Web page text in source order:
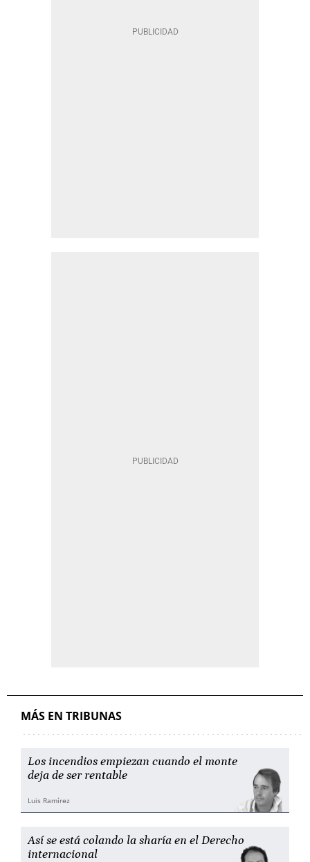
MÁS EN TRIBUNAS
Los incendios empiezan cuando el monte
deja de ser rentable
Luis Ramírez
Así se está colando la sharía en el Derecho
internacional